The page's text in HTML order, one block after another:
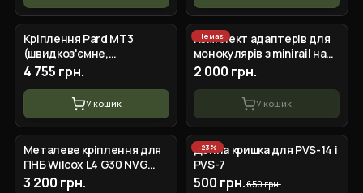
Кріплення Pard MT3
(швидкоз'ємне,
підходить до Pard SA,
NV008, Ocelot)
4 755 грн.
У кошик
Немає
Комплект адаптерів для
монокулярів з minirail на
міст
2 000 грн.
У кошик
Металеве кріплення для
ПНБ Wilcox L4 G30 NVG
Mount Black
3 200 грн.
-23%
Денна кришка для PVS-14 і
PVS-7
500 грн.650 грн.